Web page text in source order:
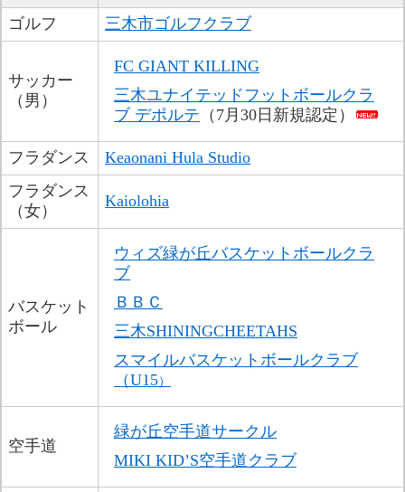
ゴルフ
三木市ゴルフクラブ
サッカー
（男）
FC GIANT KILLING
三木ユナイテッドフットボールクラ
ブ デポルテ （7月30日新規認定）​
フラダンス
Keaonani Hula Studio
フラダンス
（女）
Kaiolohia
バスケット
ボール
ウィズ緑が丘バスケットボールクラ
ブ
ＢＢＣ
三木SHININGCHEETAHS
スマイルバスケットボールクラブ
（U15）
空手道
緑が丘空手道サークル
MIKI KID’S空手道クラブ